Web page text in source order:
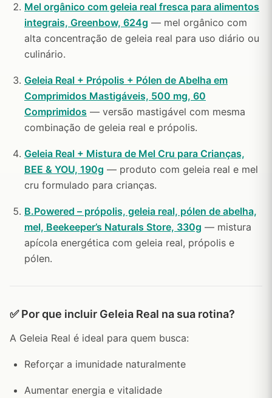
Mel orgânico com geleia real fresca para alimentos
integrais, Greenbow, 624g — mel orgânico com
alta concentração de geleia real para uso diário ou
culinário.
Geleia Real + Própolis + Pólen de Abelha em
Comprimidos Mastigáveis, 500 mg, 60
Comprimidos — versão mastigável com mesma
combinação de geleia real e própolis.
Geleia Real + Mistura de Mel Cru para Crianças,
BEE & YOU, 190g — produto com geleia real e mel
cru formulado para crianças.
B.Powered – própolis, geleia real, pólen de abelha,
mel, Beekeeper’s Naturals Store, 330g — mistura
apícola energética com geleia real, própolis e
pólen.
✅ Por que incluir Geleia Real na sua rotina?
A Geleia Real é ideal para quem busca:
Reforçar a imunidade naturalmente
Aumentar energia e vitalidade